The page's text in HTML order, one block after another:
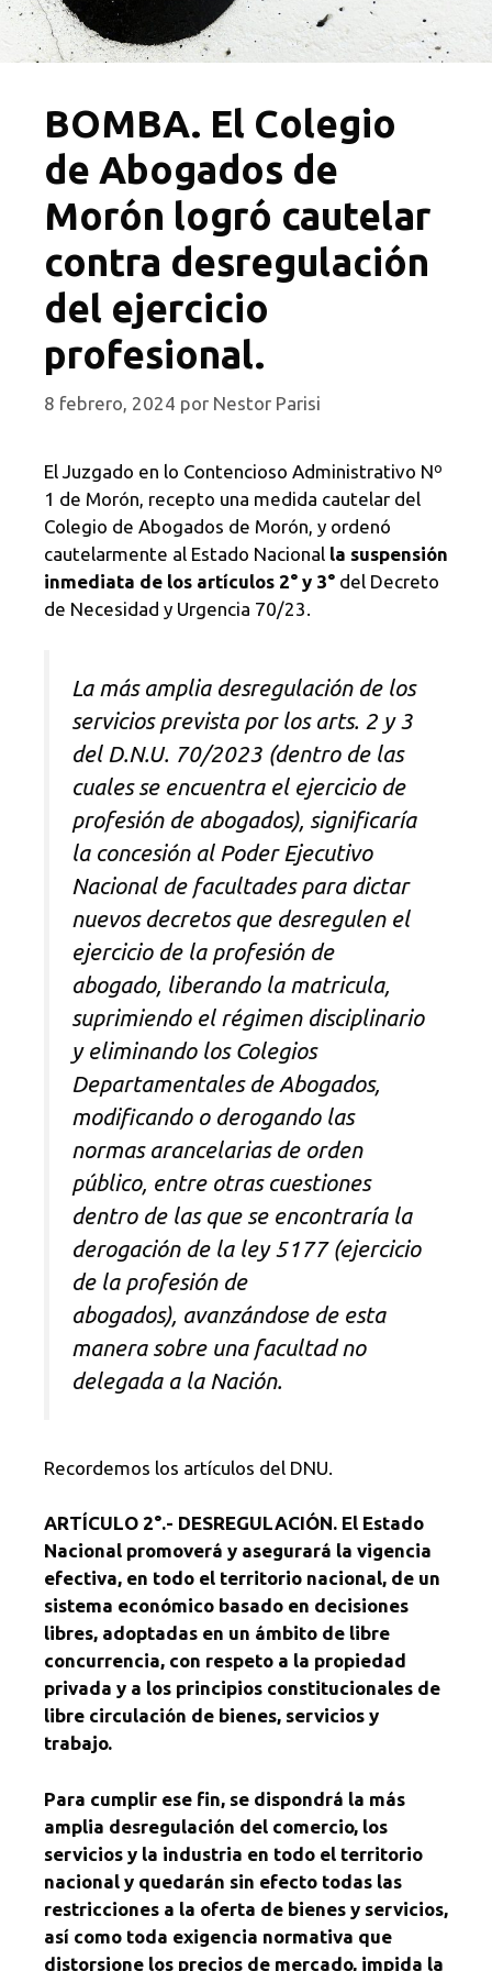
BOMBA. El Colegio
de Abogados de
Morón logró cautelar
contra desregulación
del ejercicio
profesional.
8 febrero, 2024 por Nestor Parisi
El Juzgado en lo Contencioso Administrativo Nº
1 de Morón, recepto una medida cautelar del
Colegio de Abogados de Morón, y ordenó
cautelarmente al Estado Nacional la suspensión
inmediata de los artículos 2° y 3° del Decreto
de Necesidad y Urgencia 70/23.
La más amplia desregulación de los
servicios prevista por los arts. 2 y 3
del D.N.U. 70/2023 (dentro de las
cuales se encuentra el ejercicio de
profesión de abogados), significaría
la concesión al Poder Ejecutivo
Nacional de facultades para dictar
nuevos decretos que desregulen el
ejercicio de la profesión de
abogado, liberando la matricula,
suprimiendo el régimen disciplinario
y eliminando los Colegios
Departamentales de Abogados,
modificando o derogando las
normas arancelarias de orden
público, entre otras cuestiones
dentro de las que se encontraría la
derogación de la ley 5177 (ejercicio
de la profesión de
abogados), avanzándose de esta
manera sobre una facultad no
delegada a la Nación.
Recordemos los artículos del DNU.
ARTÍCULO 2°.- DESREGULACIÓN. El Estado
Nacional promoverá y asegurará la vigencia
efectiva, en todo el territorio nacional, de un
sistema económico basado en decisiones
libres, adoptadas en un ámbito de libre
concurrencia, con respeto a la propiedad
privada y a los principios constitucionales de
libre circulación de bienes, servicios y
trabajo.
Para cumplir ese fin, se dispondrá la más
amplia desregulación del comercio, los
servicios y la industria en todo el territorio
nacional y quedarán sin efecto todas las
restricciones a la oferta de bienes y servicios,
así como toda exigencia normativa que
distorsione los precios de mercado, impida la